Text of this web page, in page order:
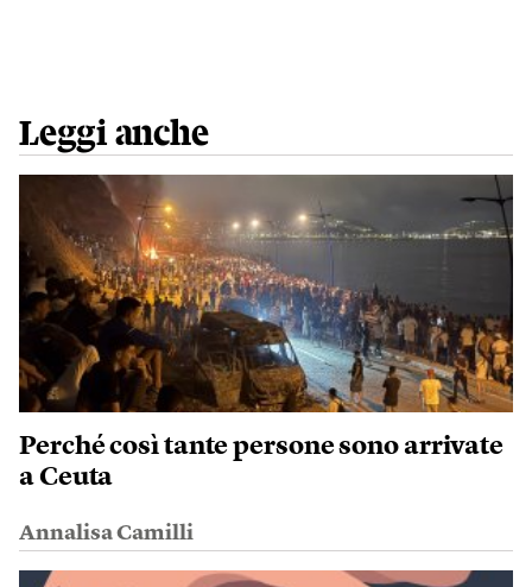
Leggi anche
Perché così tante persone sono arrivate
a Ceuta
Annalisa Camilli